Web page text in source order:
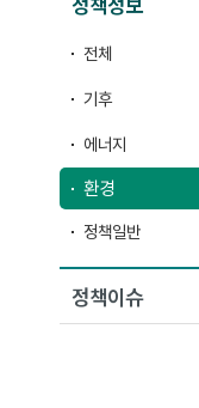
전체
기후
에너지
환경
정책일반
정책이슈